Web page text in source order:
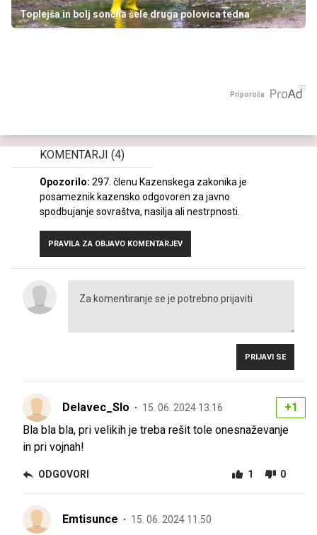
Toplejša in bolj sončna šele druga polovica tedna
Priporoča
KOMENTARJI (4)
Opozorilo: 297. členu Kazenskega zakonika je
posameznik kazensko odgovoren za javno
spodbujanje sovraštva, nasilja ali nestrpnosti.
PRAVILA ZA OBJAVO KOMENTARJEV
PRIJAVI SE
Delavec_Slo 15. 06. 2024 13.16
+1
Bla bla bla, pri velikih je treba rešit tole onesnaževanje
in pri vojnah!
ODGOVORI 1 0
Emtisunce 15. 06. 2024 11.50